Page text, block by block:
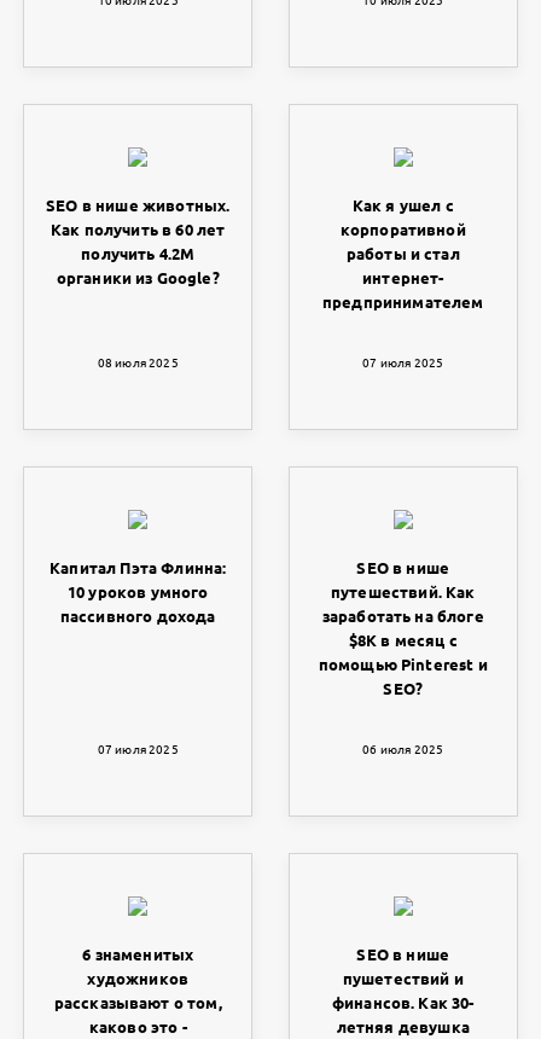
SEO в нише животных.
Как получить в 60 лет
получить 4.2M
органики из Google?
08 июля 2025
Как я ушел с
корпоративной
работы и стал
интернет-
предпринимателем
07 июля 2025
Капитал Пэта Флинна:
10 уроков умного
пассивного дохода
07 июля 2025
SEO в нише
путешествий. Как
заработать на блоге
$8К в месяц с
помощью Pinterest и
SEO?
06 июля 2025
6 знаменитых
художников
рассказывают о том,
каково это -
SEO в нише
пушетествий и
финансов. Как 30-
летняя девушка